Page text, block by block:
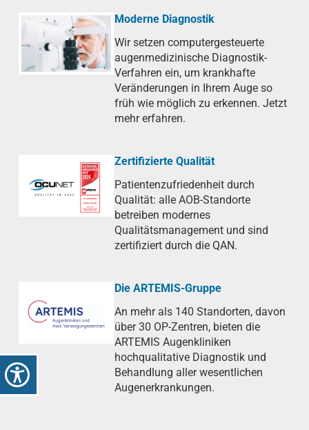
Moderne Diagnostik
Wir setzen computergesteuerte
augenmedizinische Diagnostik-
Verfahren ein, um krankhafte
Veränderungen in Ihrem Auge so
früh wie möglich zu erkennen. Jetzt
mehr erfahren.
Zertifizierte Qualität
Patientenzufriedenheit durch
Qualität: alle AOB-Standorte
betreiben modernes
Qualitätsmanagement und sind
zertifiziert durch die QAN.
Die ARTEMIS-Gruppe
An mehr als 140 Standorten, davon
über 30 OP-Zentren, bieten die
ARTEMIS Augenkliniken
hochqualitative Diagnostik und
Behandlung aller wesentlichen
Augenerkrankungen.